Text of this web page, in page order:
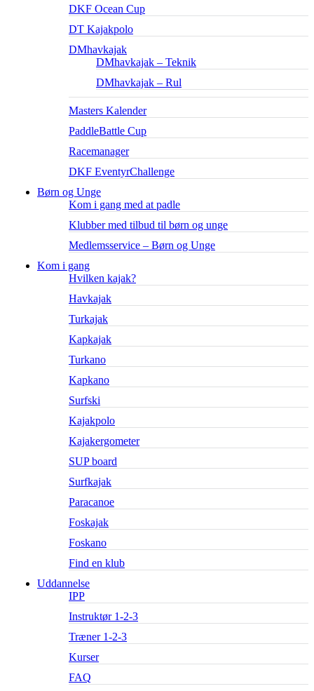
DKF Ocean Cup
DT Kajakpolo
DMhavkajak
DMhavkajak – Teknik
DMhavkajak – Rul
Masters Kalender
PaddleBattle Cup
Racemanager
DKF EventyrChallenge
Børn og Unge
Kom i gang med at padle
Klubber med tilbud til børn og unge
Medlemsservice – Børn og Unge
Kom i gang
Hvilken kajak?
Havkajak
Turkajak
Kapkajak
Turkano
Kapkano
Surfski
Kajakpolo
Kajakergometer
SUP board
Surfkajak
Paracanoe
Foskajak
Foskano
Find en klub
Uddannelse
IPP
Instruktør 1-2-3
Træner 1-2-3
Kurser
FAQ